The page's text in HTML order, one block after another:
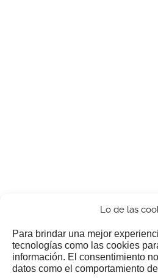
Lo de las
Para brindar una mejor
tecnologías como las cookies
información. El consentimiento
datos como el comportamiento
¿Nos invitas a un cafecillo?